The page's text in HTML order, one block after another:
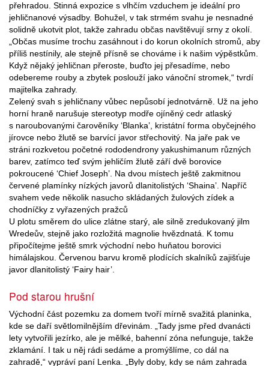
přehradou. Stinná expozice s vlhčím vzduchem je ideální pro
jehličnanové výsadby. Bohužel, v tak strmém svahu je nesnadné
solidně ukotvit plot, takže zahradu občas navštěvují srny z okolí.
„Občas musíme trochu zasáhnout i do korun okolních stromů, aby
příliš nestínily, ale stejně přísně se chováme i k našim výpěstkům.
Když nějaký jehličnan přeroste, buďto jej přesadíme, nebo
odebereme rouby a zbytek poslouží jako vánoční stromek,“ tvrdí
majitelka zahrady.
Zelený svah s jehličnany vůbec nepůsobí jednotvárně. Už na jeho
horní hraně narušuje stereotyp modře ojíněný cedr atlaský
s naroubovanými čarověníky ‘Blanka’, kristátní forma obyčejného
jírovce nebo žlutě se barvící javor střechovitý. Na jaře pak ve
stráni rozkvetou početné rododendrony yakushimanum různých
barev, zatímco teď svým jehličím žlutě září dvě borovice
pokroucené ‘Chief Joseph’. Na dvou místech ještě zakmitnou
červené plamínky nízkých javorů dlanitolistých ‘Shaina’. Napříč
svahem vede několik nasucho skládaných žulových zídek a
chodníčky z vyřazených pražců
U plotu směrem do ulice zlátne starý, ale silně zredukovaný jilm
Wredeův, stejně jako rozložitá magnolie hvězdnatá. K tomu
připočítejme ještě smrk východní nebo huňatou borovici
himálajskou. Červenou barvu kromě plodících skalníků zajišťuje
javor dlanitolistý ‘Fairy hair’.
Pod starou hrušní
Východní část pozemku za domem tvoří mírně svažitá planinka,
kde se daří světlomilnějším dřevinám. „Tady jsme před dvanácti
lety vytvořili jezírko, ale je mělké, bahenní zóna nefunguje, takže
zklamání. I tak u něj rádi sedáme a promýšlíme, co dál na
zahradě,“ vypráví paní Lenka. „Byly doby, kdy se nám zahrada